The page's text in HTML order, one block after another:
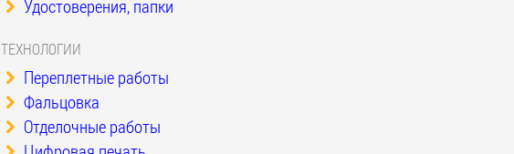
Удостоверения, папки
ТЕХНОЛОГИИ
Переплетные работы
Фальцовка
Отделочные работы